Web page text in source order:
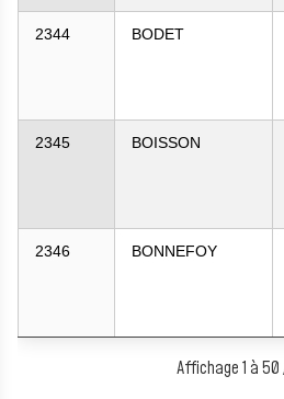
2344 BODET
2345 BOISSON
2346 BONNEFOY
Affichage 1 à 50